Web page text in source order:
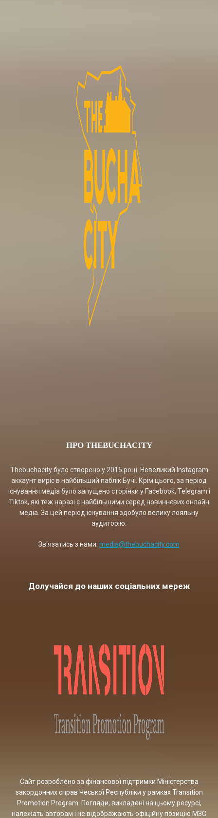
ПРО THEBUCHACITY
Thebuchacity було створено у 2015 році. Невеликий Instagram
аккаунт виріс в найбільший паблік Бучі. Крім цього, за період
існування медіа було запущено сторінки у Facebook, Telegram і
Tiktok, які теж наразі є найбільшими серед новиннєвих онлайн
медіа. За цей період існування здобуло велику лояльну
аудиторію.
Зв'язатись з нами: media@thebuchacity.com
Долучайся до наших соціальних мереж
Сайт розроблено за фінансової підтримки Міністерства
закордонних справ Чеської Республіки у рамках Transition
Promotion Program. Погляди, викладені на цьому ресурсі,
належать авторам і не відображають офіційну позицію МЗС